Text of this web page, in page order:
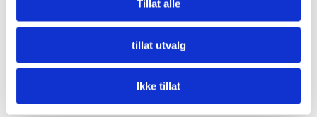
Tillat alle
tillat utvalg
Ikke tillat
Ja Nei
Vil du gi en kommentar setter vi pris på det